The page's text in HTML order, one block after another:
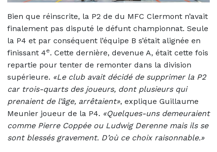
Bien que réinscrite, la P2 de du MFC Clermont n’avait
finalement pas disputé le défunt championnat. Seule
la P4 et par conséquent l’équipe B s’était alignée en
finissant 4e. Cette dernière, devenue A, était cette fois
repartie pour tenter de remonter dans la division
supérieure. «Le club avait décidé de supprimer la P2
car trois-quarts des joueurs, dont plusieurs qui
prenaient de l’âge, arrêtaient», explique Guillaume
Meunier joueur de la P4. «Quelques-uns demeuraient
comme Pierre Coppée ou Ludwig Derenne mais ils se
sont blessés gravement. D’où ce choix raisonnable.»